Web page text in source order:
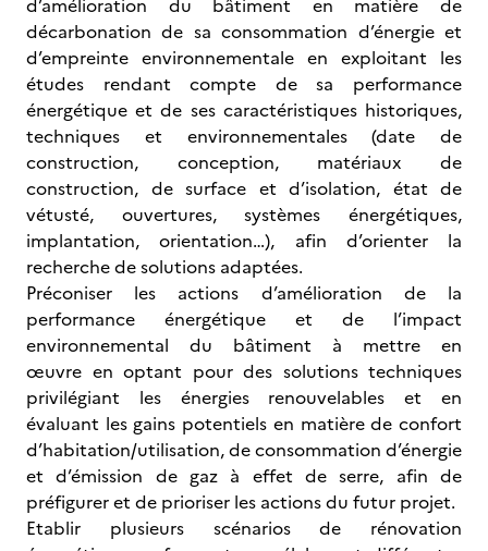
d’amélioration du bâtiment en matière de
décarbonation de sa consommation d’énergie et
d’empreinte environnementale en exploitant les
études rendant compte de sa performance
énergétique et de ses caractéristiques historiques,
techniques et environnementales (date de
construction, conception, matériaux de
construction, de surface et d’isolation, état de
vétusté, ouvertures, systèmes énergétiques,
implantation, orientation…), afin d’orienter la
recherche de solutions adaptées.
Préconiser les actions d’amélioration de la
performance énergétique et de l’impact
environnemental du bâtiment à mettre en
œuvre en optant pour des solutions techniques
privilégiant les énergies renouvelables et en
évaluant les gains potentiels en matière de confort
d’habitation/utilisation, de consommation d’énergie
et d’émission de gaz à effet de serre, afin de
préfigurer et de prioriser les actions du futur projet.
Etablir plusieurs scénarios de rénovation